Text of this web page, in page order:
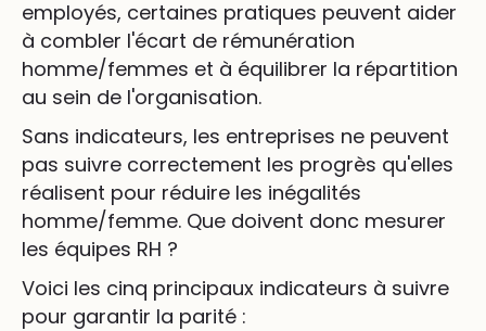
employés, certaines pratiques peuvent aider
à combler l'écart de rémunération
homme/femmes et à équilibrer la répartition
au sein de l'organisation.
Sans indicateurs, les entreprises ne peuvent
pas suivre correctement les progrès qu'elles
réalisent pour réduire les inégalités
homme/femme. Que doivent donc mesurer
les équipes RH ?
Voici les cinq principaux indicateurs à suivre
pour garantir la parité :